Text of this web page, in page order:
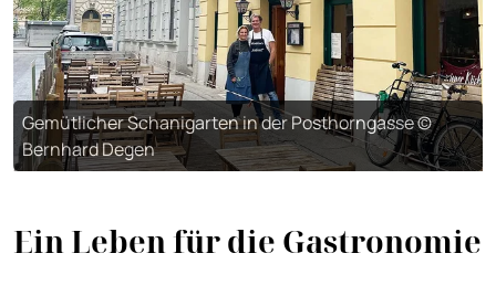
Gemütlicher Schanigarten in der Posthorngasse ©
Bernhard Degen
Ein Leben für die Gastronomie